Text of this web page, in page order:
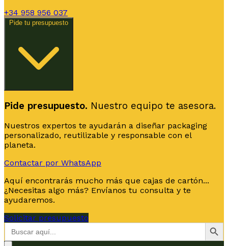
+34 958 956 037
Pide tu presupuesto
Pide presupuesto. Nuestro equipo te asesora.
Nuestros expertos te ayudarán a diseñar packaging
personalizado, reutilizable y responsable con el
planeta.
Contactar por WhatsApp
Aquí encontrarás mucho más que cajas de cartón...
¿Necesitas algo más? Envíanos tu consulta y te
ayudaremos.
Solicitar presupuesto
Buscar:
Botón de